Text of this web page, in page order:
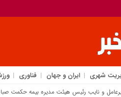
شهری ایران و جهان فناوری
و نایب رئیس هیئت مدیره بیمه حکمت صبا